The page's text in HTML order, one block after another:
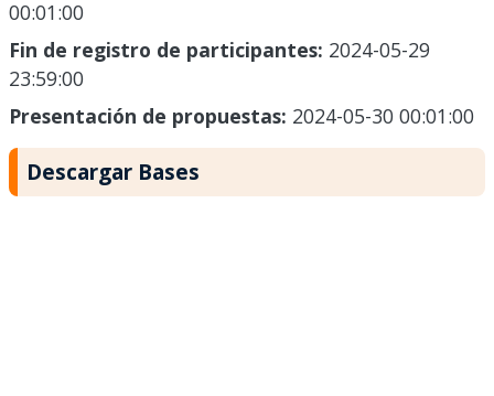
00:01:00
Fin de registro de participantes: 2024-05-29
23:59:00
Presentación de propuestas: 2024-05-30 00:01:00
Descargar Bases